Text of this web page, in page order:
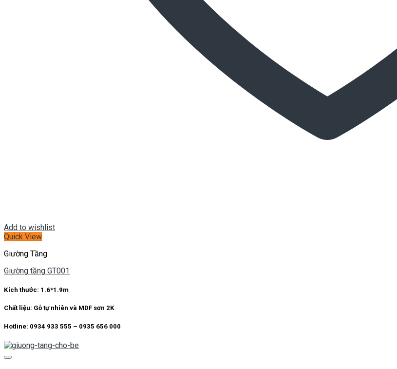
Add to wishlist
Quick View
Giường Tầng
Giường tầng GT001
Kích thước: 1.6*1.9m
Chất liệu: Gỗ tự nhiên và MDF sơn 2K
Hotline: 0934 933 555 – 0935 656 000